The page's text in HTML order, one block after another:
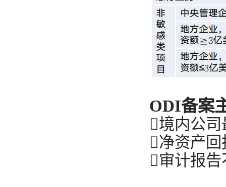
ODI备案
境内公
净资产
审计报